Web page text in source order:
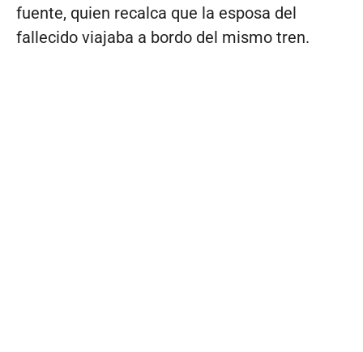
fuente, quien recalca que la esposa del
fallecido viajaba a bordo del mismo tren.